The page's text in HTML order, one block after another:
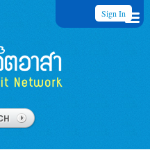
Sign In